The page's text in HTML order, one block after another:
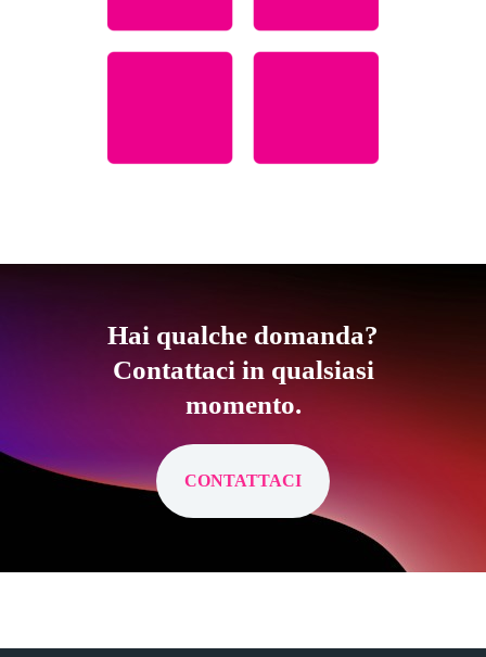
Hai qualche domanda?
Contattaci in qualsiasi
momento.
CONTATTACI